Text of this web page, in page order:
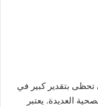
تحظى بتقدير كبير في
العديدة. يعتبر